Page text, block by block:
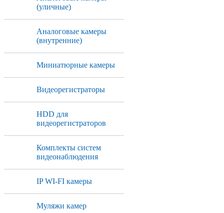
(уличные)
Аналоговые камеры
(внутренние)
Миниатюрные камеры
Видеорегистраторы
HDD для
видеорегистраторов
Комплекты систем
видеонаблюдения
IP WI-FI камеры
Муляжи камер